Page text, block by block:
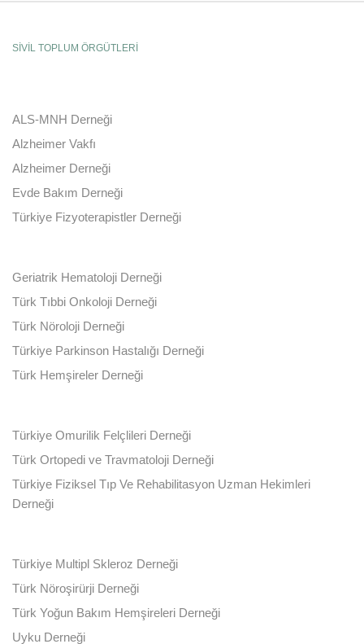
SİVİL TOPLUM ÖRGÜTLERİ
ALS-MNH Derneği
Alzheimer Vakfı
Alzheimer Derneği
Evde Bakım Derneği
Türkiye Fizyoterapistler Derneği
Geriatrik Hematoloji Derneği
Türk Tıbbi Onkoloji Derneği
Türk Nöroloji Derneği
Türkiye Parkinson Hastalığı Derneği
Türk Hemşireler Derneği
Türkiye Omurilik Felçlileri Derneği
Türk Ortopedi ve Travmatoloji Derneği
Türkiye Fiziksel Tıp Ve Rehabilitasyon Uzman Hekimleri
Derneği
Türkiye Multipl Skleroz Derneği
Türk Nöroşirürji Derneği
Türk Yoğun Bakım Hemşireleri Derneği
Uyku Derneği